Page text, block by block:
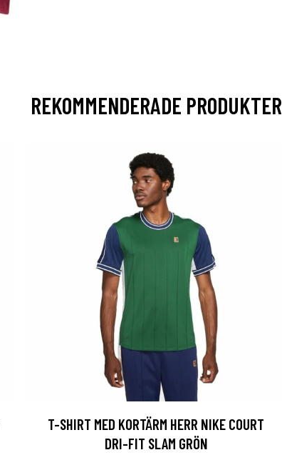
REKOMMENDERADE PRODUKTER
T-SHIRT MED KORTÄRM HERR NIKE COURT
DRI-FIT SLAM GRÖN